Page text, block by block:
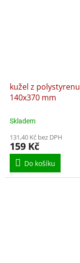
kužel z polystyrenu
140x370 mm
Skladem
131,40 Kč bez DPH
159 Kč
Do košíku